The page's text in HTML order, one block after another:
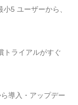
5 ユーザーから、
トライアルがすぐ
導入・アップデー